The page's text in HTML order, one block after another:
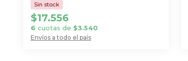
Envíos a todo el país
$17.556
6 cuotas de $3.540